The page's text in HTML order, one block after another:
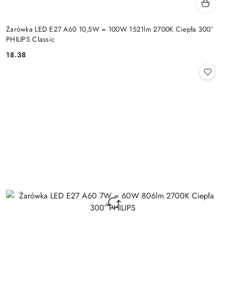
Żarówka LED E27 A60 10,5W = 100W 1521lm 2700K Ciepła 300°
PHILIPS Classic
Cena:
18.38